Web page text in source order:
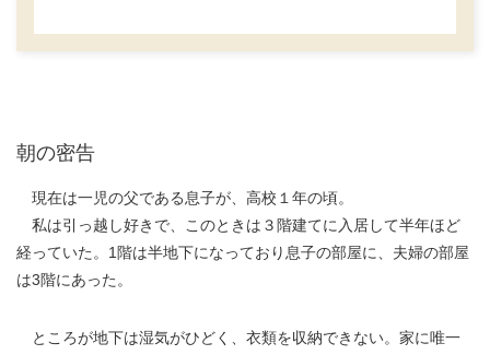
朝の密告
現在は一児の父である息子が、高校１年の頃。
私は引っ越し好きで、このときは３階建てに入居して半年ほど
経っていた。1階は半地下になっており息子の部屋に、夫婦の部屋
は3階にあった。
ところが地下は湿気がひどく、衣類を収納できない。家に唯一